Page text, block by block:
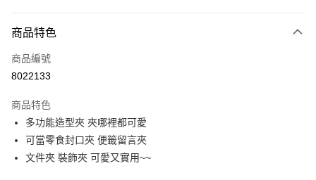
信用卡一次付款
超商取貨付款
Apple Pay
街口支付
商品特色
商品編號
8022133
商品特色
多功能造型夾 夾哪裡都可愛
可當零食封口夾 便籤留言夾
文件夾 裝飾夾 可愛又實用~~